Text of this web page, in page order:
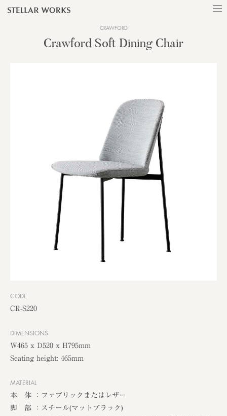
CRAWFORD
Crawford Soft Dining Chair
CODE
CR-S220
DIMENSIONS
W465 x D520 x H795mm
Seating height: 465mm
MATERIAL
本 体 ：ファブリックまたはレザー
脚 部 ：スチール(マットブラック)